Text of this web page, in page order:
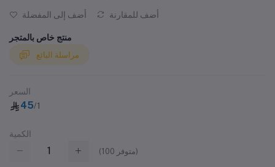
أضف إلى المفضلة أضف للمقارنة
منتج خاص بالمتجر
مراسلة البائع
السعر
45/1
الكمية
(100 متوفر)